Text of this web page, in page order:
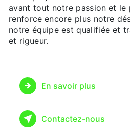
avant tout notre passion et le
renforce encore plus notre
notre équipe est qualifiée et
et rigueur.
En savoir plus
Contactez-nous